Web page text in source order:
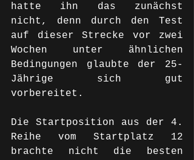
hatte ihn das zunächst
nicht, denn durch den Test
auf dieser Strecke vor zwei
Wochen unter ähnlichen
Bedingungen glaubte der 25-
Jährige sich gut
vorbereitet.
Die Startposition aus der 4.
Reihe vom Startplatz 12
brachte nicht die besten